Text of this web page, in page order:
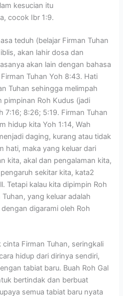
kesucian itu
cocok Ibr 1:9.
teduh (belajar Firman Tuhan
akan lahir dosa dan
akan lain dengan bahasa
Tuhan Yoh 8:43. Hati
Tuhan sehingga melimpah
pimpinan Roh Kudus (jadi
7:16; 8:26; 5:19. Firman Tuhan
hidup kita Yoh 1:14, Wah
daging, kurang atau tidak
hati, maka yang keluar dari
kita, akal dan pengalaman kita,
sekitar kita, kata2
Tetapi kalau kita dipimpin Roh
yang keluar adalah
digarami oleh Roh
Firman Tuhan, seringkali
hidup dari dirinya sendiri,
tabiat baru. Buah Roh Gal
bertindak dan berbuat
semua tabiat baru nyata